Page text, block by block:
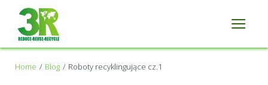
Home Blog Roboty recyklingujące cz.1